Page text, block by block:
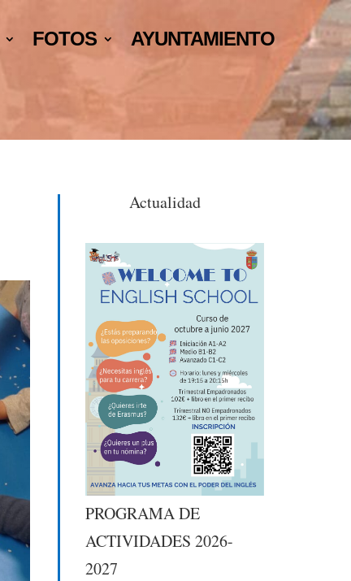
FOTOS AYUNTAMIENTO
Actualidad
PROGRAMA DE
ACTIVIDADES 2026-
2027